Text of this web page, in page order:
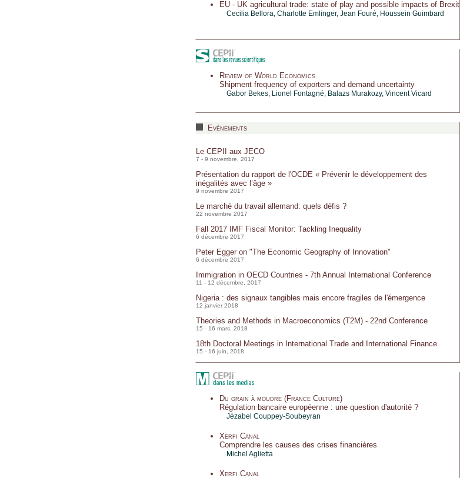
EU - UK agricultural trade: state of play and possible impacts of Brexit
Cecilia Bellora, Charlotte Emlinger, Jean Fouré, Houssein Guimbard
Review of World Economics
Shipment frequency of exporters and demand uncertainty
Gabor Bekes, Lionel Fontagné, Balazs Murakozy, Vincent Vicard
Evénements
Le CEPII aux JECO
7 - 9 novembre, 2017
Présentation du rapport de l'OCDE « Prévenir le développement des
inégalités avec l’âge »‎
9 novembre 2017
Le marché du travail allemand: quels défis ?
22 novembre 2017
Fall 2017 IMF Fiscal Monitor: Tackling Inequality
6 décembre 2017
Peter Egger on "The Economic Geography of Innovation"
6 décembre 2017
Immigration in OECD Countries - 7th Annual International Conference
11 - 12 décembre, 2017
Nigeria : des signaux tangibles mais encore fragiles de l'émergence
12 janvier 2018
Theories and Methods in Macroeconomics (T2M) - 22nd Conference
15 - 16 mars, 2018
18th Doctoral Meetings in International Trade and International Finance
15 - 16 juin, 2018
Du grain à moudre (France Culture)
Régulation bancaire européenne : une question d'autorité ?
Jézabel Couppey-Soubeyran
Xerfi Canal
Comprendre les causes des crises financières
Michel Aglietta
Xerfi Canal